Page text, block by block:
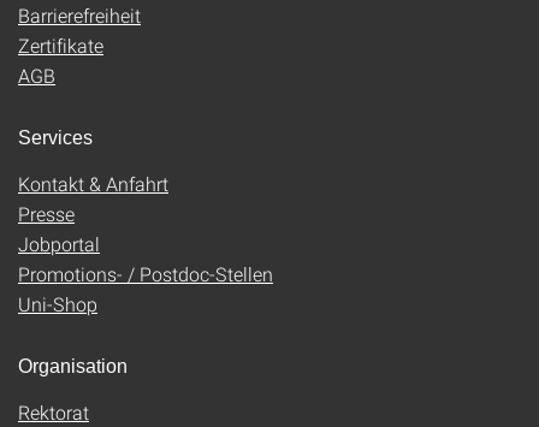
Barrierefreiheit
Zertifikate
AGB
Services
Kontakt & Anfahrt
Presse
Jobportal
Promotions- / Postdoc-Stellen
Uni-Shop
Organisation
Rektorat